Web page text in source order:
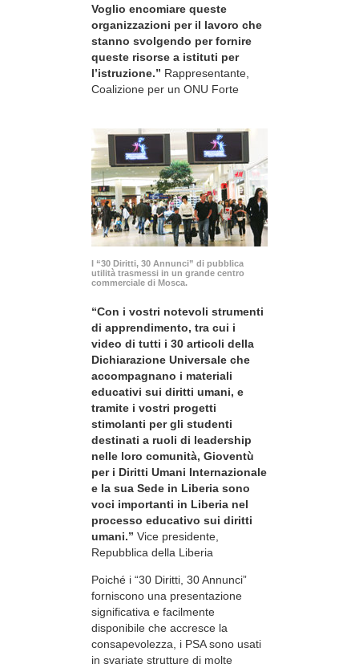
Voglio encomiare queste
organizzazioni per il lavoro che
stanno svolgendo per fornire
queste risorse a istituti per
l’istruzione.” Rappresentante,
Coalizione per un ONU Forte
I “30 Diritti, 30 Annunci” di pubblica
utilità trasmessi in un grande centro
commerciale di Mosca.
“Con i vostri notevoli strumenti
di apprendimento, tra cui i
video di tutti i 30 articoli della
Dichiarazione Universale che
accompagnano i materiali
educativi sui diritti umani, e
tramite i vostri progetti
stimolanti per gli studenti
destinati a ruoli di leadership
nelle loro comunità, Gioventù
per i Diritti Umani Internazionale
e la sua Sede in Liberia sono
voci importanti in Liberia nel
processo educativo sui diritti
umani.” Vice presidente,
Repubblica della Liberia
Poiché i “30 Diritti, 30 Annunci”
forniscono una presentazione
significativa e facilmente
disponibile che accresce la
consapevolezza, i PSA sono usati
in svariate strutture di molte